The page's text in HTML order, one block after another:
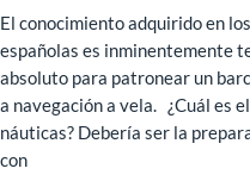
El conocimiento adquirido en
españolas es inminentemente
absoluto para patronear un
a navegación a vela. ¿Cuál es
náuticas? Debería ser la
con